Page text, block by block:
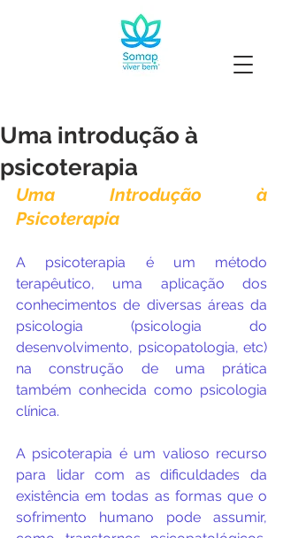
Uma introdução à
psicoterapia
Uma Introdução à
Psicoterapia
A psicoterapia é um método
terapêutico, uma aplicação dos
conhecimentos de diversas áreas da
psicologia (psicologia do
desenvolvimento, psicopatologia, etc)
na construção de uma prática
também conhecida como psicologia
clínica.
A psicoterapia é um valioso recurso
para lidar com as dificuldades da
existência em todas as formas que o
sofrimento humano pode assumir,